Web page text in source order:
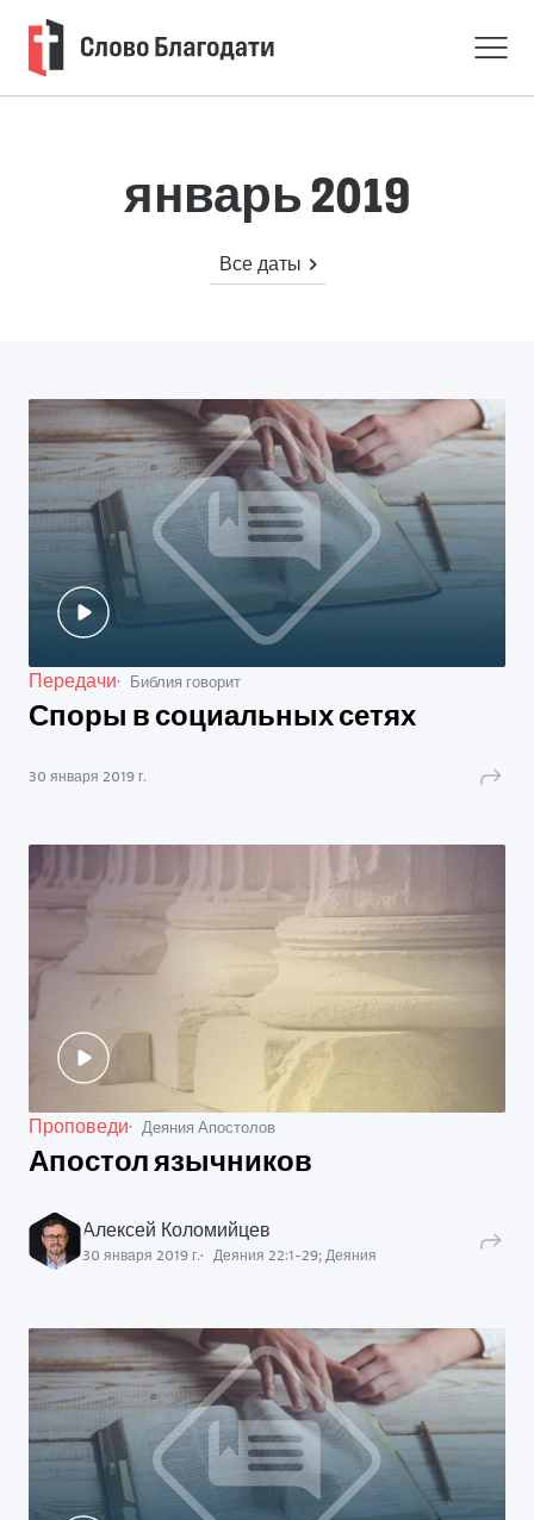
январь 2019
Все даты
Передачи Библия говорит
Споры в социальных сетях
30 января 2019 г.
Проповеди Деяния Апостолов
Апостол язычников
Алексей Коломийцев
30 января 2019 г. Деяния 22:1-29; Деяния